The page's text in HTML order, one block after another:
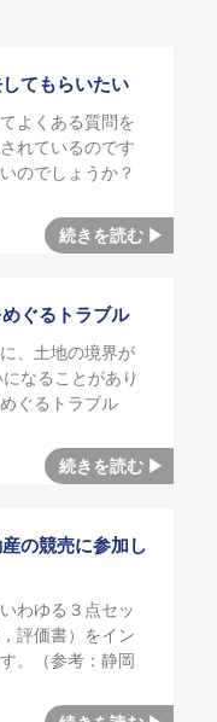
てもらいたい
よくある質問を
れているのです
のでしょうか？
ぐるトラブル
、土地の境界が
なることがあり
ぐるトラブル
の競売に参加し
わゆる３点セッ
評価書）をイン
。（参考：静岡